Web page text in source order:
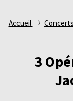
Fil
Accueil
3